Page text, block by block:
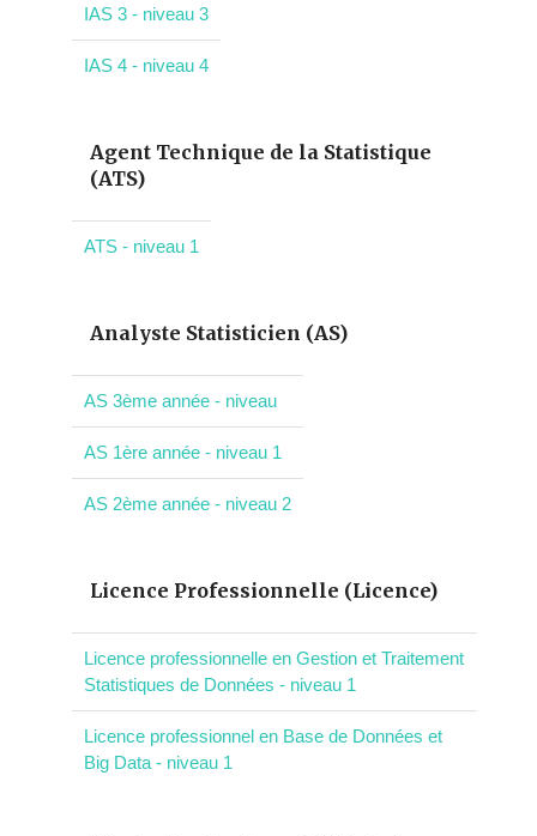
IAS 3 - niveau 3
IAS 4 - niveau 4
Agent Technique de la Statistique
(ATS)
ATS - niveau 1
Analyste Statisticien (AS)
AS 3ème année - niveau
AS 1ère année - niveau 1
AS 2ème année - niveau 2
Licence Professionnelle (Licence)
Licence professionnelle en Gestion et Traitement
Statistiques de Données - niveau 1
Licence professionnel en Base de Données et
Big Data - niveau 1